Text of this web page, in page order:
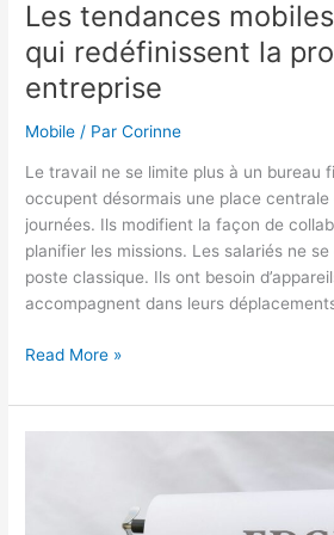
Les tendances
qui redéfinissent la
entreprise
Mobile / ParCorinne
Le travail ne se limite plus à un bureau
occupent désormais une place centrale
journées. Ils modifient la façon de
planifier les missions. Les salariés ne
poste classique. Ils ont besoin
accompagnent dans leurs
Les
mobiles
du
Read More »